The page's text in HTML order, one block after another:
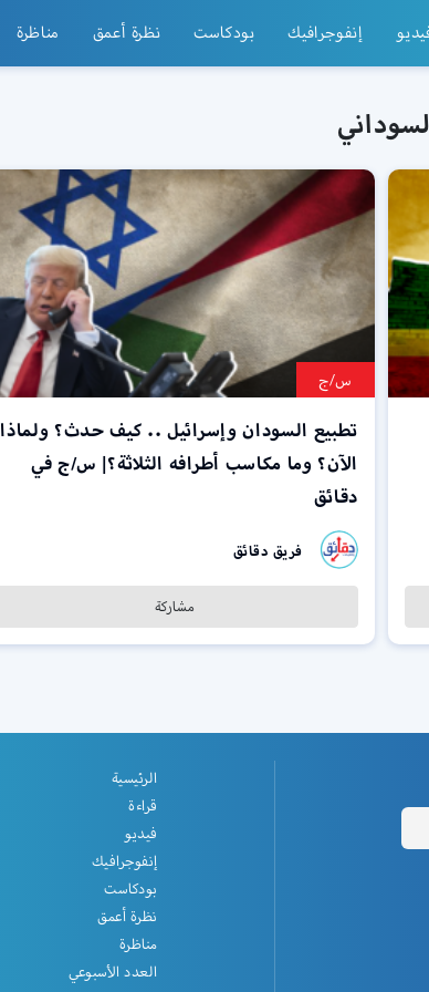
إنفوجرافيك بودكاست نظرة أعمق مناظرة
س/ج
تطبيع السودان وإسرائيل .. كيف حدث؟ ولماذا
الآن؟ وما مكاسب أطرافه الثلاثة؟| س/ج في
دقائق
فريق دقائق
مشاركة
الرئيسية
قراءة
فيديو
إنفوجرافيك
بودكاست
نظرة أعمق
مناظرة
العدد الأسبوعي